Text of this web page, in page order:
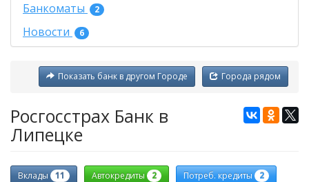
Банкоматы 2
Новости 6
Города рядом
Показать банк в другом Городе
Росгосстрах Банк в
Липецке
Вклады 11 Автокредиты 2 Потреб. кредиты 2